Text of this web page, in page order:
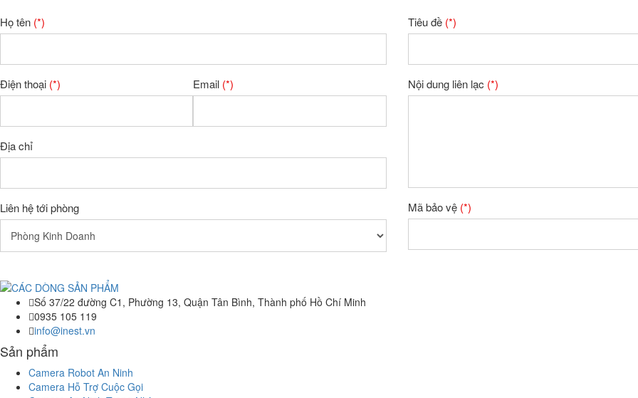
Họ tên (*)
Điện thoại (*) Email (*)
Địa chỉ
Liên hệ tới phòng
Tiêu đề (*)
Nội dung liên lạc (*)
Mã bảo vệ (*)
Số 37/22 đường C1, Phường 13, Quận Tân Bình, Thành phố Hồ Chí Minh
0935 105 119
info@inest.vn
Sản phẩm
Camera Robot An Ninh
Camera Hỗ Trợ Cuộc Gọi